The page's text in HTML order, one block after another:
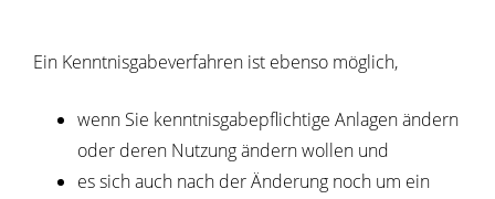
Ein Kenntnisgabeverfahren ist ebenso möglich,
wenn Sie kenntnisgabepflichtige Anlagen ändern
oder deren Nutzung ändern wollen und
es sich auch nach der Änderung noch um ein